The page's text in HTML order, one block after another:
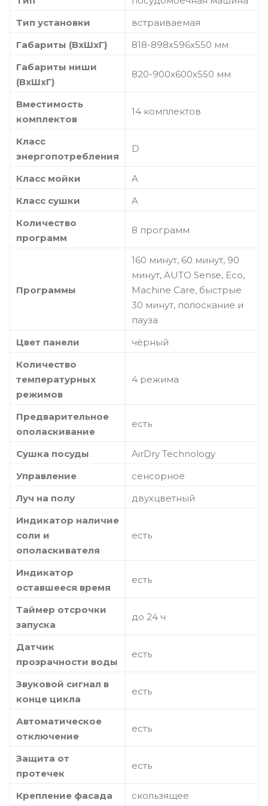
Тип установки
встраиваемая
Габариты (ВхШхГ)
818-898х596х550 мм
Габариты ниши
(ВхШхГ)
820-900х600х550 мм
Вместимость
комплектов
14 комплектов
Класс
энергопотребления
D
Класс мойки
A
Класс сушки
A
Количество
программ
8 программ
Программы
160 минут, 60 минут, 90
минут, AUTO Sense, Eco,
Machine Care, быстрые
30 минут, полоскание и
пауза
Цвет панели
чёрный
Количество
температурных
режимов
4 режима
Предварительное
ополаскивание
есть
Сушка посуды
AirDry Technology
Управление
сенсорное
Луч на полу
двухцветный
Индикатор наличие
соли и
ополаскивателя
есть
Индикатор
оставшееся время
есть
Таймер отсрочки
запуска
до 24 ч
Датчик
прозрачности воды
есть
Звуковой сигнал в
конце цикла
есть
Автоматическое
отключение
есть
Защита от
протечек
есть
Крепление фасада скользящее